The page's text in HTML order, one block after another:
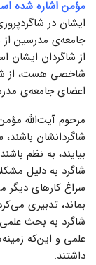
مؤمن اشاره شده
جامعه‌ی مدرسین از
از شاگردان ایشان
شاخصی هست، از
اعضای جامعه‌ی
مرحوم آیت‌الله
شاگردانشان
بیایند، به نظم
شاگرد به دلیل
سراغ کارهای
بماند، تدبیری
شاگرد به بحث علمی
علمی و این‌که
داشتند.